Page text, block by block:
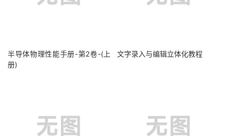
半导体物理性能手册-第2卷-(上
册)
文字录入与编辑立体化教程